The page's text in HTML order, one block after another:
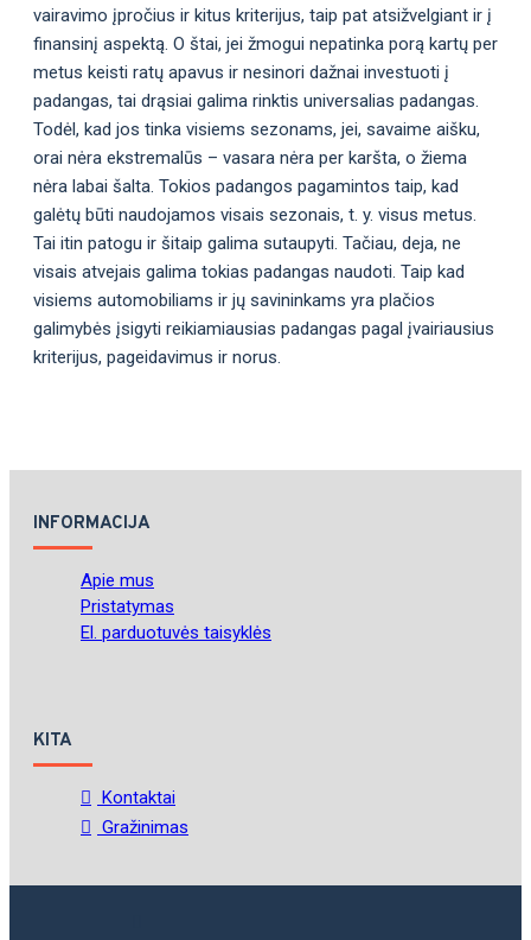
vairavimo įpročius ir kitus kriterijus, taip pat atsižvelgiant ir į
finansinį aspektą. O štai, jei žmogui nepatinka porą kartų per
metus keisti ratų apavus ir nesinori dažnai investuoti į
padangas, tai drąsiai galima rinktis universalias padangas.
Todėl, kad jos tinka visiems sezonams, jei, savaime aišku,
orai nėra ekstremalūs – vasara nėra per karšta, o žiema
nėra labai šalta. Tokios padangos pagamintos taip, kad
galėtų būti naudojamos visais sezonais, t. y. visus metus.
Tai itin patogu ir šitaip galima sutaupyti. Tačiau, deja, ne
visais atvejais galima tokias padangas naudoti. Taip kad
visiems automobiliams ir jų savininkams yra plačios
galimybės įsigyti reikiamiausias padangas pagal įvairiausius
kriterijus, pageidavimus ir norus.
INFORMACIJA
Apie mus
Pristatymas
El. parduotuvės taisyklės
KITA
Kontaktai
Gražinimas